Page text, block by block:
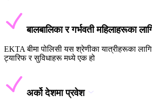
बालबालिका र गर्भवती महिलाहरूका
EKTA बीमा पोलिसी यस श्रेणीका यात्रीहरूका
ट्यारिफ र सुविधाहरू मध्ये एक हो
अर्को देशमा प्रवेश